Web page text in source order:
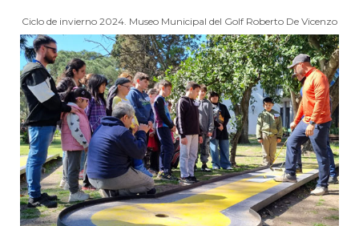
Ciclo de invierno 2024. Museo Municipal del Golf Roberto De Vicenzo